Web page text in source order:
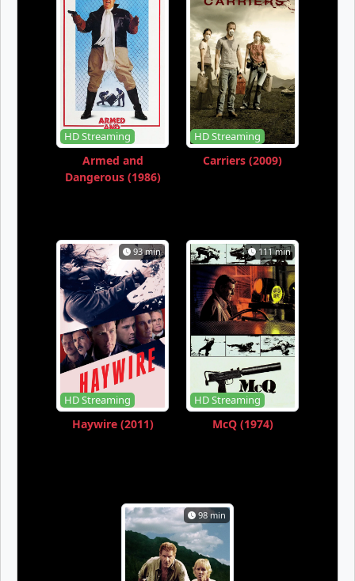
HD Streaming
Armed and
Dangerous (1986)
HD Streaming
Carriers (2009)
93 min
HD Streaming
Haywire (2011)
111 min
HD Streaming
McQ (1974)
98 min